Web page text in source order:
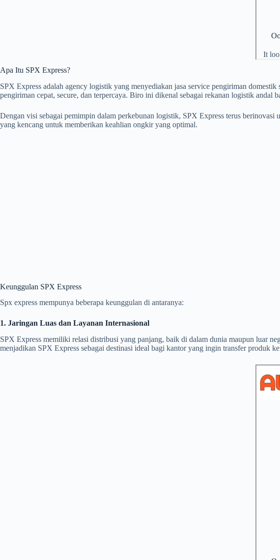
Apa Itu SPX Express?
SPX Express adalah agency logistik yang menyediakan jasa service pengiriman
pengiriman cepat, secure, dan terpercaya. Biro ini dikenal sebagai rekanan logistik
Dengan visi sebagai pemimpin dalam perkebunan logistik, SPX Express terus
yang kencang untuk memberikan keahlian ongkir yang optimal.
Keunggulan SPX Express
Spx express mempunya beberapa keunggulan di antaranya:
1. Jaringan Luas dan Layanan Internasional
SPX Express memiliki relasi distribusi yang panjang, baik di dalam dunia maupun luar
menjadikan SPX Express sebagai destinasi ideal bagi kantor yang ingin transfer produk